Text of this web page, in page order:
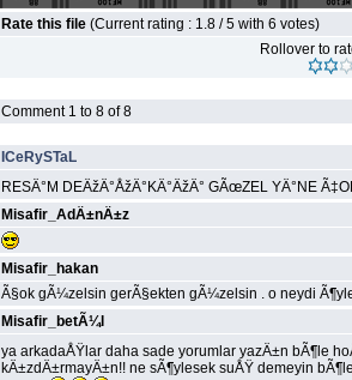
Rate this file (Current rating : 1.8 / 5 with 6 votes)
Rollover to
Comment 1 to 8 of 8
ICeRySTaL
RESÄ°M DEÄžÄ°ÅžÄ°KÄ°ÄžÄ° GÃœZEL YÄ°NE
Misafir_AdÄ±nÄ±z
Misafir_hakan
Ã§ok gÃ¼zelsin gerÃ§ekten gÃ¼zelsin . o neydi
Misafir_betÃ¼l
ya arkadaÅŸlar daha sade yorumlar yazÄ±n bÃ¶le
kÄ±zdÄ±rmayÄ±n!! ne sÃ¶ylesek suÅŸ demeyin